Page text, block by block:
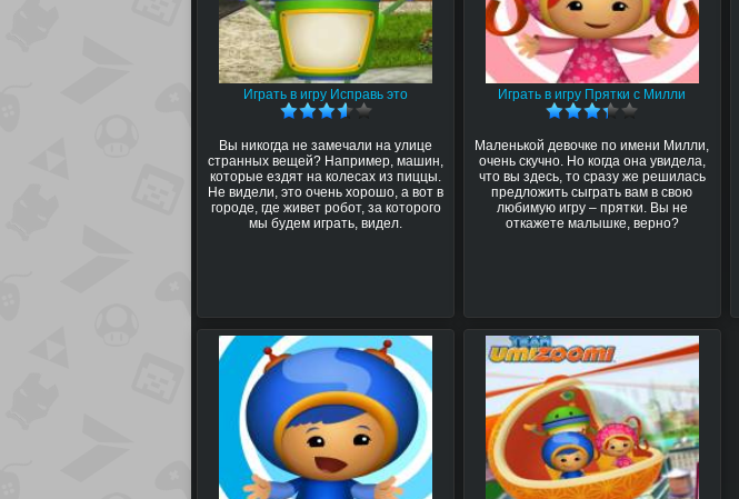
Играть в игру Исправь это
Вы никогда не замечали на улице
странных вещей? Например, машин,
которые ездят на колесах из пиццы.
Не видели, это очень хорошо, а вот в
городе, где живет робот, за которого
мы будем играть, видел.
Играть в игру Прятки с Милли
Маленькой девочке по имени Милли,
очень скучно. Но когда она увидела,
что вы здесь, то сразу же решилась
предложить сыграть вам в свою
любимую игру – прятки. Вы не
откажете малышке, верно?